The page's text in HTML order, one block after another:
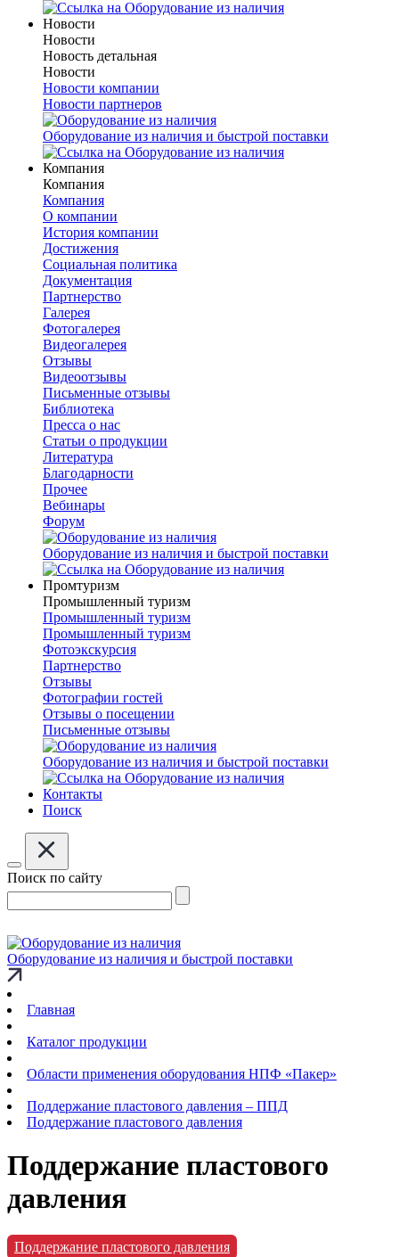
Новости
Новости
Новость детальная
Новости
Новости компании
Новости партнеров
Оборудование из наличия и быстрой поставки
Компания
Компания
Компания
О компании
История компании
Достижения
Социальная политика
Документация
Партнерство
Галерея
Фотогалерея
Видеогалерея
Отзывы
Видеоотзывы
Письменные отзывы
Библиотека
Пресса о нас
Статьи о продукции
Литература
Благодарности
Прочее
Вебинары
Форум
Оборудование из наличия и быстрой поставки
Промтуризм
Промышленный туризм
Промышленный туризм
Промышленный туризм
Фотоэкскурсия
Партнерство
Отзывы
Фотографии гостей
Отзывы о посещении
Письменные отзывы
Оборудование из наличия и быстрой поставки
Контакты
Поиск
Поиск по сайту
Оборудование из наличия и быстрой поставки
Главная
Каталог продукции
Области применения оборудования НПФ «Пакер»
Поддержание пластового давления – ППД
Поддержание пластового давления
Поддержание пластового
давления
Поддержание пластового давления